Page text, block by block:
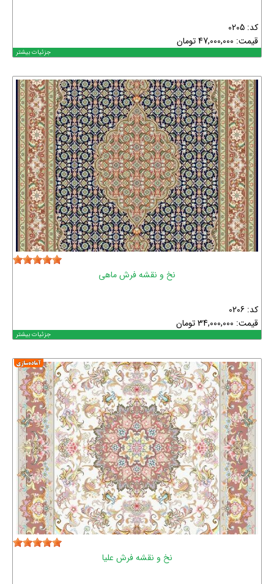
کد: 0205
قیمت: 47,000,000تومان
جزئیات بیشتر
نخ و نقشه فرش ماهی
کد: 0206
قیمت: 34,000,000تومان
جزئیات بیشتر
نخ و نقشه فرش علیا